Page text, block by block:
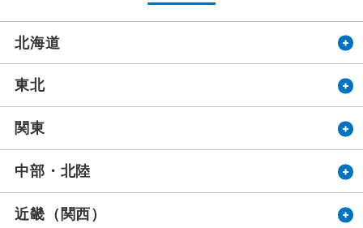
北海道
東北
関東
中部・北陸
近畿（関西）